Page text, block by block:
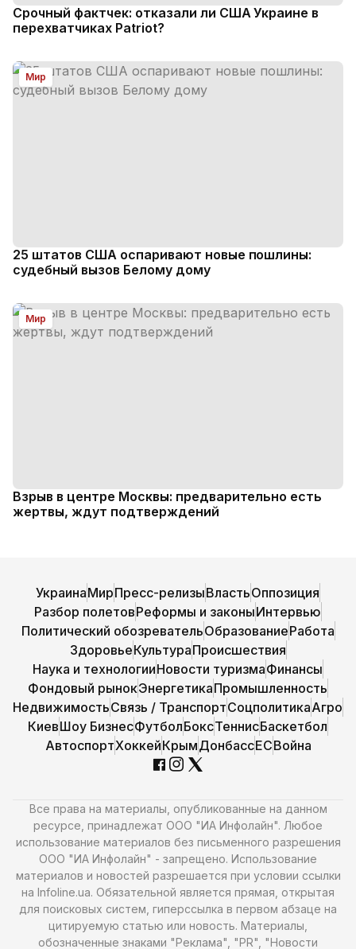
Срочный фактчек: отказали ли США Украине в
перехватчиках Patriot?
Мир
25 штатов США оспаривают новые пошлины:
судебный вызов Белому дому
Мир
Взрыв в центре Москвы: предварительно есть
жертвы, ждут подтверждений
УкраинаМирПресс-релизыВластьОппозиция
Разбор полетовРеформы и законыИнтервью
Политический обозревательОбразованиеРабота
ЗдоровьеКультураПроисшествия
Наука и технологииНовости туризмаФинансы
Фондовый рынокЭнергетикаПромышленность
НедвижимостьСвязь / ТранспортСоцполитикаАгро
КиевШоу БизнесФутболБоксТеннисБаскетбол
АвтоспортХоккейКрымДонбассЕСВойна
Все права на материалы, опубликованные на данном
ресурсе, принадлежат ООО "ИА Инфолайн". Любое
использование материалов без письменного разрешения
ООО "ИА Инфолайн" - запрещено. Использование
материалов и новостей разрешается при условии ссылки
на Infoline.ua. Обязательной является прямая, открытая
для поисковых систем, гиперссылка в первом абзаце на
цитируемую статью или новость. Материалы,
обозначенные знаками "Реклама", "PR", "Новости